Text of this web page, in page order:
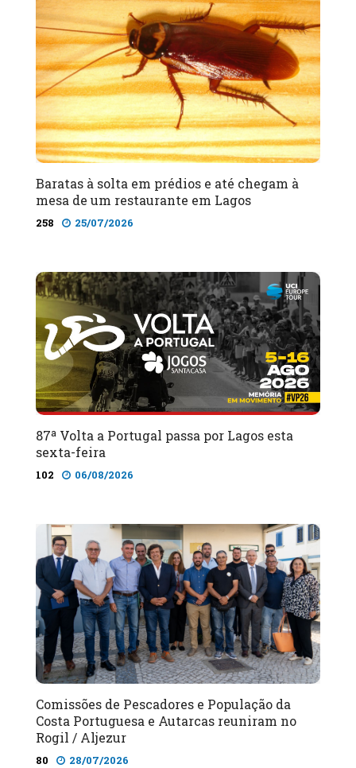
Baratas à solta em prédios e até chegam à
mesa de um restaurante em Lagos
258 25/07/2026
87ª Volta a Portugal passa por Lagos esta
sexta-feira
102 06/08/2026
Comissões de Pescadores e População da
Costa Portuguesa e Autarcas reuniram no
Rogil / Aljezur
80 28/07/2026